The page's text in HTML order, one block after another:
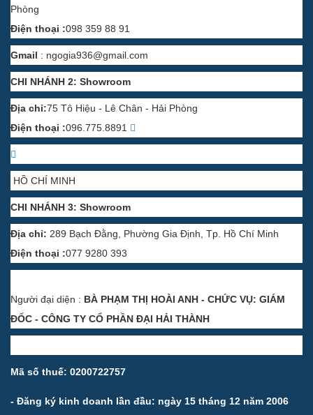
Phòng
Điện thoại :098 359 88 91
Gmail : ngogia936@gmail.com
CHI NHÁNH 2: Showroom
Địa chỉ:75 Tô Hiệu - Lê Chân - Hải Phòng
Điện thoại :096.775.8891
HỒ CHÍ MINH
CHI NHÁNH 3: Showroom
Địa chỉ: 289 Bạch Đằng, Phường Gia Định, Tp. Hồ Chí Minh
Điện thoại :077 9280 393
Người đại diện : BÀ PHẠM THỊ HOÀI ANH - CHỨC VỤ: GIÁM
ĐỐC - CÔNG TY CỔ PHẦN ĐẠI HẢI THÀNH
Mã số thuế: 0200722757
- Đăng ký kinh doanh lần đầu: ngày 15 tháng 12 năm 2006